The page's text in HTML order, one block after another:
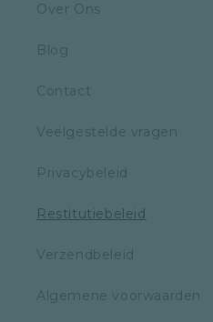
Over Ons
Blog
Contact
Veelgestelde vragen
Privacybeleid
Restitutiebeleid
Verzendbeleid
Algemene voorwaarden